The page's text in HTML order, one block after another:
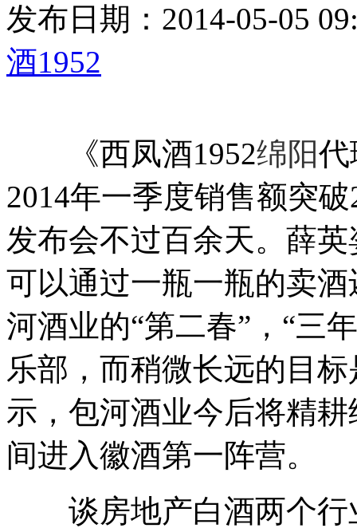
发布日期：2014-05-05
酒1952
《西凤酒1952绵阳代
2014年一季度销售额突
发布会不过百余天。薛
可以通过一瓶一瓶的卖
河酒业的“第二春”，“三
乐部，而稍微长远的目
示，包河酒业今后将精
间进入徽酒第一阵营。
谈房地产白酒两个行